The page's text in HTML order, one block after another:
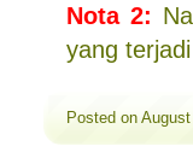
Nota 2:
yang
Posted on